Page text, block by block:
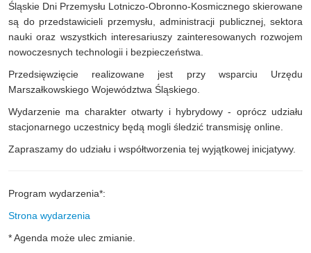
Śląskie Dni Przemysłu Lotniczo-Obronno-Kosmicznego skierowane
są do przedstawicieli przemysłu, administracji publicznej, sektora
nauki oraz wszystkich interesariuszy zainteresowanych rozwojem
nowoczesnych technologii i bezpieczeństwa.
Przedsięwzięcie realizowane jest przy wsparciu Urzędu
Marszałkowskiego Województwa Śląskiego.
Wydarzenie ma charakter otwarty i hybrydowy - oprócz udziału
stacjonarnego uczestnicy będą mogli śledzić transmisję online.
Zapraszamy do udziału i współtworzenia tej wyjątkowej inicjatywy.
Program wydarzenia*:
Strona wydarzenia
* Agenda może ulec zmianie.